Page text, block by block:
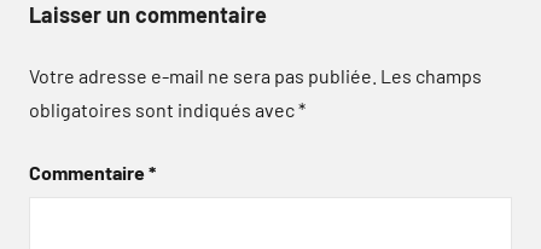
Laisser un commentaire
Votre adresse e-mail ne sera pas publiée. Les champs
obligatoires sont indiqués avec*
Commentaire*